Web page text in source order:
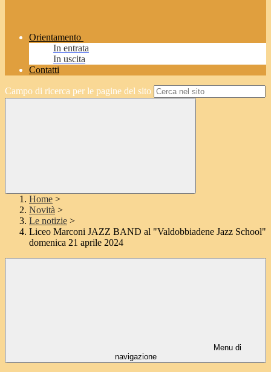
Orientamento
In entrata
In uscita
Contatti
Campo di ricerca per le pagine del sito
Home >
Novità >
Le notizie >
Liceo Marconi JAZZ BAND al "Valdobbiadene Jazz School"
domenica 21 aprile 2024
Menu di
navigazione